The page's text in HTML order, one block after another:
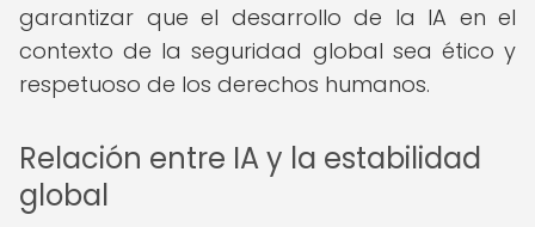
garantizar que el desarrollo de la IA en el
contexto de la seguridad global sea ético y
respetuoso de los derechos humanos.
Relación entre IA y la estabilidad
global